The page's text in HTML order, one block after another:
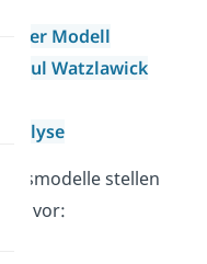
Modell
Paul Watzlawick
stellen
vor: